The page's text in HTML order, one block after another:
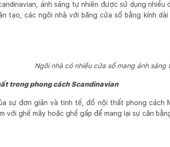
ánh sáng tự nhiên được sử dụng nhiều
tạo, các ngôi nhà với băng cửa sổ bằng kính
Ngôi nhà có nhiều cửa sổ mang ánh sáng
trong phong cách Scandinavian
sự đơn giản và tinh tế, đồ nội thất phong cách
với ghế mây hoặc ghế gấp để mang lại sự cân